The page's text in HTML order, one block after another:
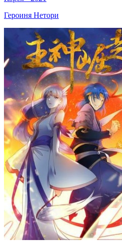
Героиня Нетори